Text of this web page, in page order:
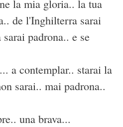
la mia gloria.. la tua
de l'Inghilterra sarai
padrona.. e se
a contemplar.. starai la
sarai.. mai padrona..
una brava...